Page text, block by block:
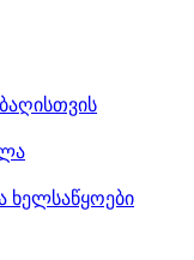
ხელსაწყოები